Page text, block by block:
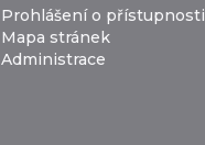
Prohlášení o přístupnosti
Mapa stránek
Administrace